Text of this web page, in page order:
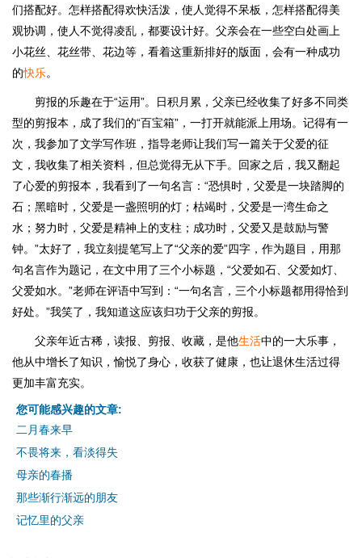
们搭配好。怎样搭配得欢快活泼，使人觉得不呆板，怎样搭配得美
观协调，使人不觉得凌乱，都要设计好。父亲会在一些空白处画上
小花丝、花丝带、花边等，看着这重新排好的版面，会有一种成功
的快乐。
剪报的乐趣在于“运用”。日积月累，父亲已经收集了好多不同类
型的剪报本，成了我们的“百宝箱”，一打开就能派上用场。记得有一
次，我参加了文学写作班，指导老师让我们写一篇关于父爱的征
文，我收集了相关资料，但总觉得无从下手。回家之后，我又翻起
了心爱的剪报本，我看到了一句名言：“恐惧时，父爱是一块踏脚的
石；黑暗时，父爱是一盏照明的灯；枯竭时，父爱是一湾生命之
水；努力时，父爱是精神上的支柱；成功时，父爱又是鼓励与警
钟。”太好了，我立刻提笔写上了“父亲的爱”四字，作为题目，用那
句名言作为题记，在文中用了三个小标题，“父爱如石、父爱如灯、
父爱如水。”老师在评语中写到：“一句名言，三个小标题都用得恰到
好处。”我笑了，我知道这应该归功于父亲的剪报。
父亲年近古稀，读报、剪报、收藏，是他生活中的一大乐事，
他从中增长了知识，愉悦了身心，收获了健康，也让退休生活过得
更加丰富充实。
您可能感兴趣的文章:
二月春来早
不畏将来，看淡得失
母亲的春播
那些渐行渐远的朋友
记忆里的父亲